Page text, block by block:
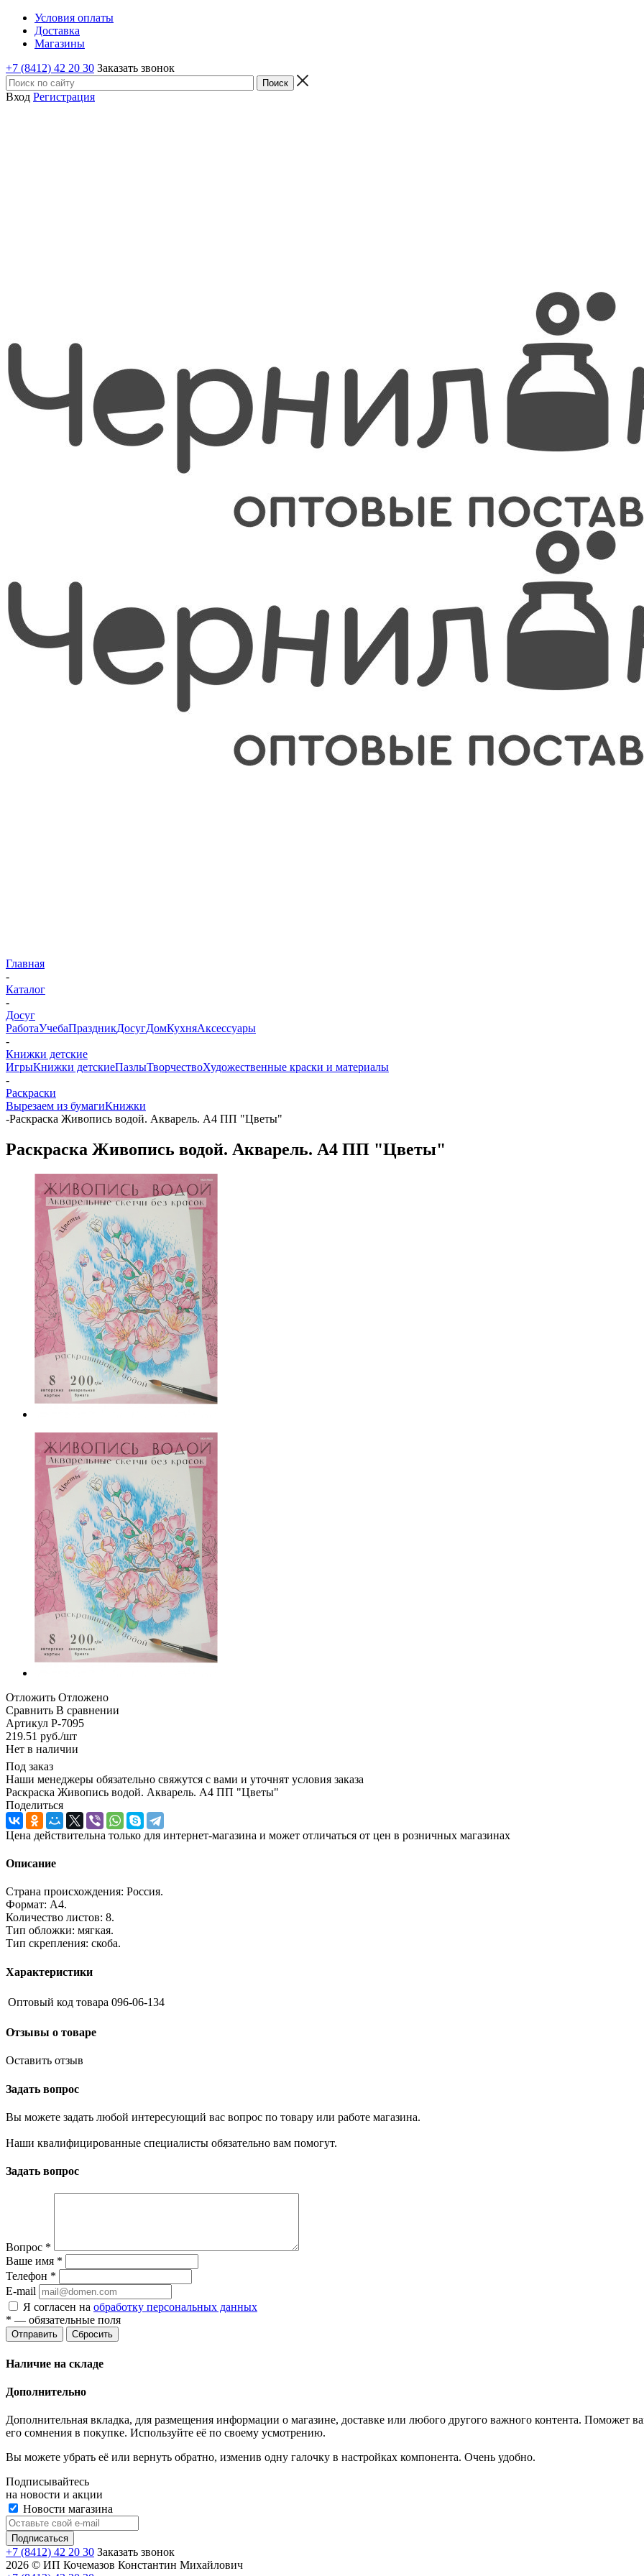
Условия оплаты
Доставка
Магазины
+7 (8412) 42 20 30 Заказать звонок
Вход Регистрация
Главная
-
Каталог
-
Досуг
РаботаУчебаПраздникДосугДомКухняАксессуары
-
Книжки детские
ИгрыКнижки детскиеПазлыТворчествоХудожественные краски и материалы
-
Раскраски
Вырезаем из бумагиКнижки
-Раскраска Живопись водой. Акварель. А4 ПП "Цветы"
Раскраска Живопись водой. Акварель. А4 ПП "Цветы"
Отложить Отложено
Сравнить В сравнении
Артикул Р-7095
219.51 руб./шт
Нет в наличии
Под заказ
Наши менеджеры обязательно свяжутся с вами и уточнят условия заказа
Раскраска Живопись водой. Акварель. А4 ПП "Цветы"
Поделиться
Цена действительна только для интернет-магазина и может отличаться от цен в розничных магазинах
Описание
Страна происхождения: Россия.
Формат: А4.
Количество листов: 8.
Тип обложки: мягкая.
Тип скрепления: скоба.
Характеристики
Оптовый код товара 096-06-134
Отзывы о товаре
Оставить отзыв
Задать вопрос
Вы можете задать любой интересующий вас вопрос по товару или работе магазина.
Наши квалифицированные специалисты обязательно вам помогут.
Задать вопрос
Вопрос *
Ваше имя *
Телефон *
E-mail
Я согласен на обработку персональных данных
* — обязательные поля
Отправить Сбросить
Наличие на складе
Дополнительно
Дополнительная вкладка, для размещения информации о магазине, доставке или любого другого важного контента. Поможет
его сомнения в покупке. Используйте её по своему усмотрению.
Вы можете убрать её или вернуть обратно, изменив одну галочку в настройках компонента. Очень удобно.
Подписывайтесь
на новости и акции
Новости магазина
+7 (8412) 42 20 30 Заказать звонок
2026 © ИП Кочемазов Константин Михайлович